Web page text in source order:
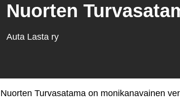
Nuorten
Auta Lasta ry
Nuorten Turvasatama on monikanavainen